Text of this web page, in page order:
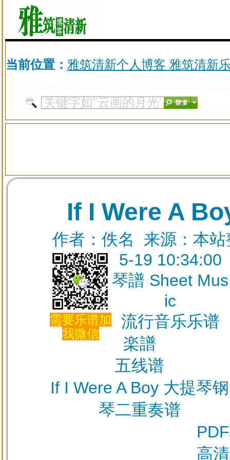
当前位置： 雅筑清新个人博客 雅筑清新
If I Were A
作者：佚名 来源：本
5-19 10:34:00
需要乐谱加
我微信
琴譜 Sheet Mus
ic
流行音乐乐谱
楽譜
五线谱
If I Were A Boy 大提琴钢
琴二重奏谱
高